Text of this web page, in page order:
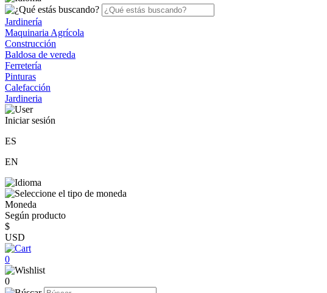
Jardinería
Maquinaria Agrícola
Construcción
Baldosa de vereda
Ferretería
Pinturas
Calefacción
Jardineria
Iniciar sesión
ES
EN
Moneda
Según producto
$
USD
0
0